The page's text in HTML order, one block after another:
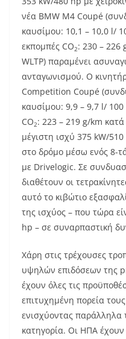
νέα BMW M4 Coupé
καυσίμου: 10,1 – 10,0 l/
εκπομπές CO2: 230 –
WLTP) παραμένει
ανταγωνισμού. Ο
Competition Coupé
καυσίμου: 9,9 – 9,7 l/
CO2: 223 – 219 g/km κατά
μέγιστη ισχύ 375 kW/
στο δρόμο μέσω ενός 8-
με Drivelogic. Σε
διαθέτουν οι
αυτό το κιβώτιο
της ισχύος – που τώρα
hp – σε συναρπαστική
Χάρη στις τρέχουσες
υψηλών επιδόσεων της
έχουν όλες τις
επιτυχημένη πορεία τους
ενισχύοντας παράλληλα
κατηγορία. Οι ΗΠΑ έχουν